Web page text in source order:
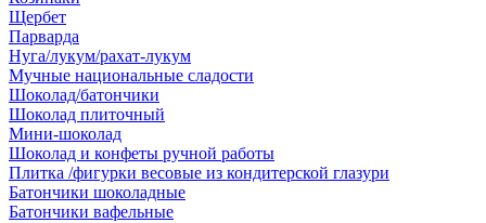
Щербет
Парварда
Нуга/лукум/рахат-лукум
Мучные национальные сладости
Шоколад/батончики
Шоколад плиточный
Мини-шоколад
Шоколад и конфеты ручной работы
Плитка /фигурки весовые из кондитерской глазури
Батончики шоколадные
Батончики вафельные